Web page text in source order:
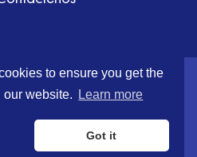
to ensure you get the
our website.
Learn more
Got it
All Rights Reserved.Terms &
|Privacy Policy